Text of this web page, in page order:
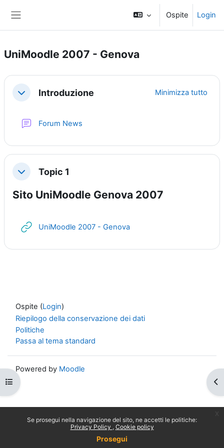
Se prosegui nella navigazione del sito, ne accetti le politiche:
Privacy Policy
Cookie policy
Prosegui
Ospite Login
Apri indice del corso
UniMoodle 2007 - Genova
Schema della sezione
MinimizzaIntroduzione Minimizza tutto
Forum News
MinimizzaTopic 1
Sito UniMoodle Genova 2007
UniMoodle 2007 - GenovaURL
Ospite (Login)
Riepilogo della conservazione dei dati
Politiche
Passa al tema standard
Powered by Moodle